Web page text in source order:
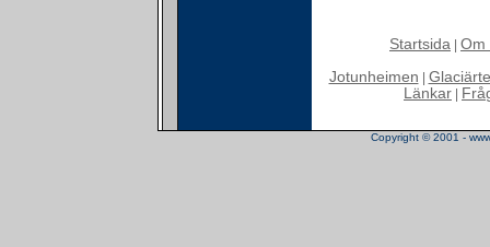
Startsida Om
Jotunheimen
Länkar
Copyright © 2001 -